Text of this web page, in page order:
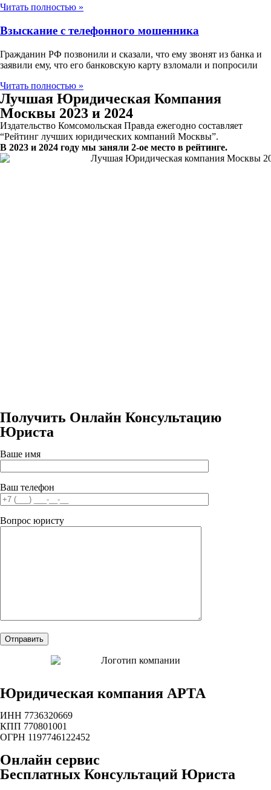
Читать полностью »
Взыскание с телефонного мошенника
Гражданин РФ позвонили и сказали, что ему звонят из банка и
заявили ему, что его банковскую карту взломали и попросили
Читать полностью »
Лучшая Юридическая Компания
Москвы 2023 и 2024
Издательство Комсомольская Правда ежегодно составляет
“Рейтинг лучших юридических компаний Москвы”.
В 2023 и 2024 году мы заняли 2-ое место в рейтинге.
Получить Онлайн Консультацию
Юриста
Ваше имя
Ваш телефон
Вопрос юристу
Юридическая компания АРТА
ИНН 7736320669
КПП 770801001
ОГРН 1197746122452
Онлайн сервис
Бесплатных Консультаций Юриста